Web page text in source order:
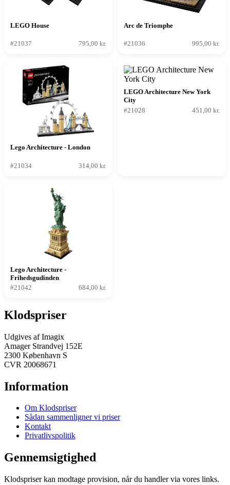
LEGO House
#21037 795,00 kr.
Arc de Triomphe
#21036 995,00 kr.
Lego Architecture - London
#21034 314,00 kr.
LEGO Architecture New York
City
#21028
451,00 kr.
Lego Architecture -
Frihedsgudinden
#21042
684,00 kr.
Klodspriser
Udgives af Imagix
Amager Strandvej 152E
2300 København S
CVR 20068671
Information
Om Klodspriser
Sådan sammenligner vi priser
Kontakt
Privatlivspolitik
Gennemsigtighed
Klodspriser kan modtage provision, når du handler via vores links.